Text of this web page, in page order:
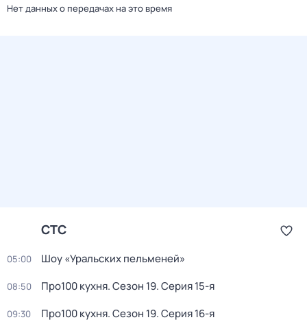
Нет данных о передачах на это время
СТС
05:00 Шоу «Уральских пельменей»
08:50 Про100 кухня. Сезон 19. Серия 15-я
09:30 Про100 кухня. Сезон 19. Серия 16-я